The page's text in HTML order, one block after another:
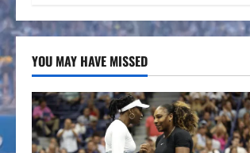
YOU MAY HAVE MISSED